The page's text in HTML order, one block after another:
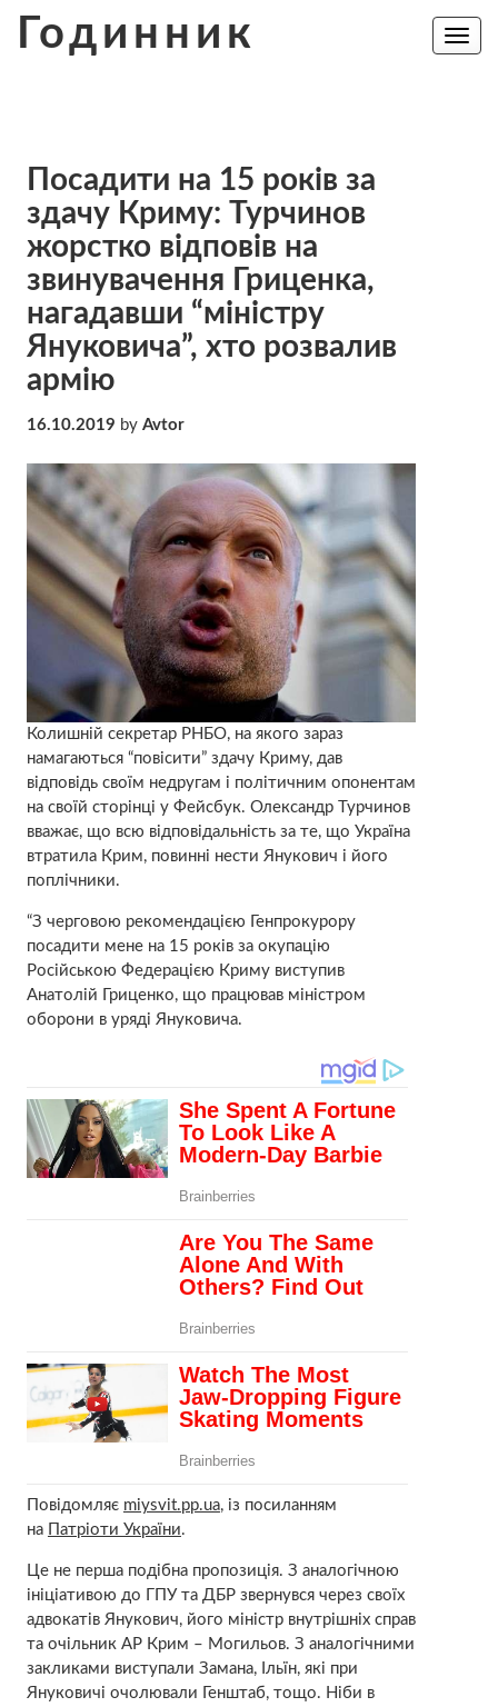
Годинник
Toggle
Посадити на 15 років за
здачу Криму: Турчинов
жорстко відповів на
звинувачення Гриценка,
нагадавши “міністру
Януковича”, хто розвалив
армію
16.10.2019 by Avtor
Колишній секретар РНБО, на якого зараз
намагаються “повісити” здачу Криму, дав
відповідь своїм недругам і політичним опонентам
на своїй сторінці у Фейсбук. Олександр Турчинов
вважає, що всю відповідальність за те, що Україна
втратила Крим, повинні нести Янукович і його
поплічники.
“З черговою рекомендацією Генпрокурору
посадити мене на 15 років за окупацію
Російською Федерацією Криму виступив
Анатолій Гриценко, що працював міністром
оборони в уряді Януковича.
Повідомляє miysvit.pp.ua, із посиланням
на
Патріоти України.
Це не перша подібна пропозиція. З аналогічною
ініціативою до ГПУ та ДБР звернувся через своїх
адвокатів Янукович, його міністр внутрішніх справ
та очільник АР Крим – Могильов. З аналогічними
закликами виступали Замана, Ільїн, які при
Януковичі очолювали Генштаб, тощо. Ніби в